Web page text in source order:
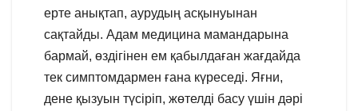
ерте анықтап, аурудың асқынуынан
сақтайды. Адам медицина мамандарына
бармай, өздігінен ем қабылдаған жағдайда
тек симптомдармен ғана күреседі. Яғни,
дене қызуын түсіріп, жөтелді басу үшін дәрі